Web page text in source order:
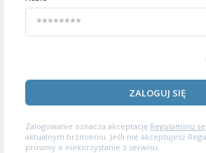
ZALOGUJ SIĘ
Zalogowanie oznacza akceptację Regulaminu
aktualnym brzmieniu. Jeśli nie akceptujesz
prosimy o niekorzystanie z serwisu.